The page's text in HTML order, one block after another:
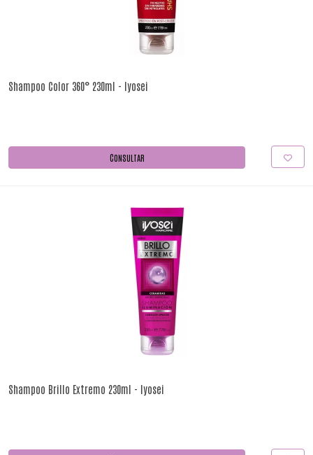
Shampoo Color 360° 230ml - Iyosei
CONSULTAR
Shampoo Brillo Extremo 230ml - Iyosei